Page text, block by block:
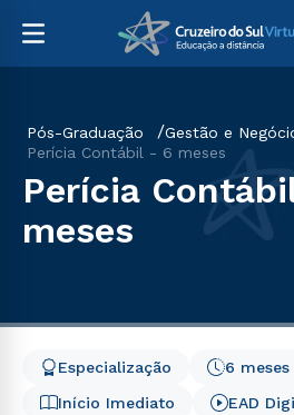
Pós-Graduação
Gestão e
Perícia Contábil - 6 meses
Perícia
meses
Início Imediato
6 meses
Especialização
EAD